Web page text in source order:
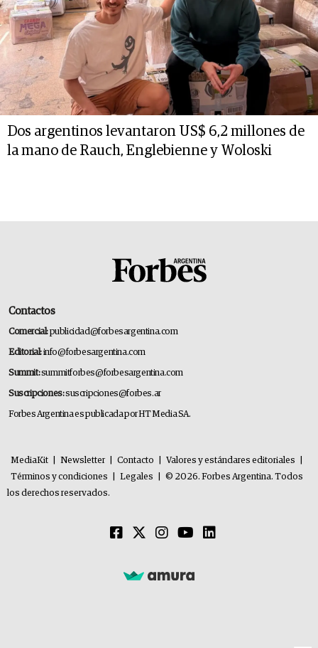
Dos argentinos levantaron US$ 6,2 millones de
la mano de Rauch, Englebienne y Woloski
Contactos
Comercial:publicidad@forbesargentina.com
Editorial:info@forbesargentina.com
Summit:summitforbes@forbesargentina.com
Suscripciones:suscripciones@forbes.ar
Forbes Argentina es publicada por HT Media SA.
MediaKit Newsletter Contacto Valores y estándares editoriales
Términos y condiciones
Legales
© 2026. Forbes Argentina. Todos
los derechos reservados.